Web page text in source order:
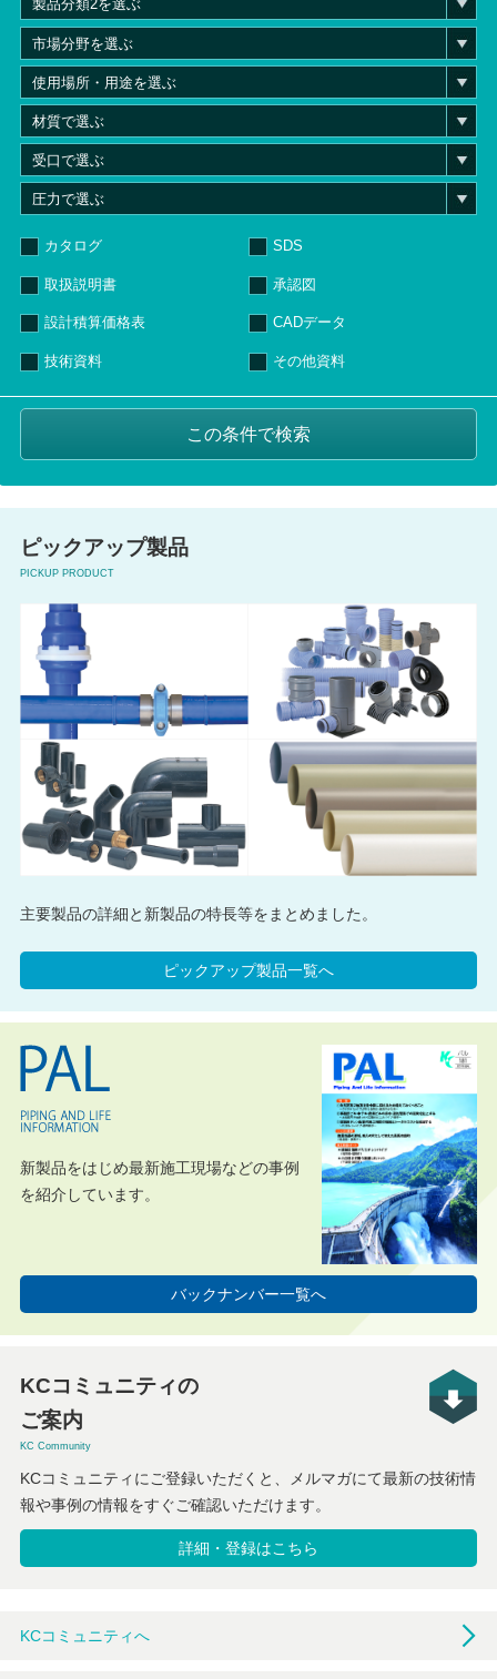
カタログ SDS
取扱説明書 承認図
設計積算価格表 CADデータ
技術資料 その他資料
ピックアップ製品
PICKUP PRODUCT
主要製品の詳細と新製品の特長等をまとめました。
ピックアップ製品一覧へ
新製品をはじめ最新施工現場などの事例
を紹介しています。
バックナンバー一覧へ
KCコミュニティの
ご案内
KC Community
KCコミュニティにご登録いただくと、メルマガにて最新の技術情
報や事例の情報をすぐご確認いただけます。
詳細・登録はこちら
KCコミュニティへ